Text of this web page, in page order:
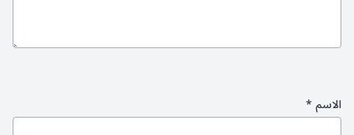
الاسم*